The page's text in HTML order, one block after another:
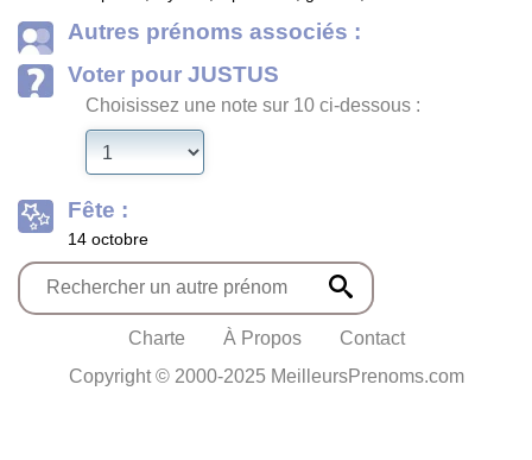
Autres prénoms associés :
Voter pour JUSTUS
Choisissez une note sur 10 ci-dessous :
Fête :
14 octobre
Charte À Propos
Contact
Copyright © 2000-2025 MeilleursPrenoms.com